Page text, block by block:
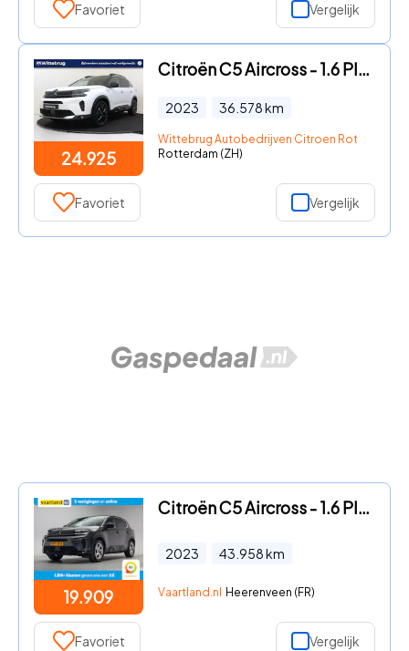
Favoriet Vergelijk
24.925
Citroën C5 Aircross - 1.6 Plug-in Hybrid 225 Shine I AUTOMAAT I NAVIGATIE I ACHTER
2023 36.578km
Wittebrug Autobedrijven Citroen Rotterdam
Rotterdam (ZH)
Favoriet Vergelijk
19.909
Citroën C5 Aircross - 1.6 Plug-in Hybrid 225pk Feel Aut [ Navi Camera Climate ]
2023 43.958km
Vaartland.nl Heerenveen (FR)
Favoriet Vergelijk